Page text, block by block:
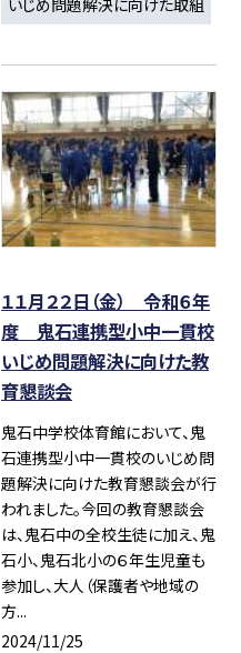
いじめ問題解決に向けた取組
１１月２２日（金） 令和６年
度 鬼石連携型小中一貫校
いじめ問題解決に向けた教
育懇談会
鬼石中学校体育館において、鬼
石連携型小中一貫校のいじめ問
題解決に向けた教育懇談会が行
われました。今回の教育懇談会
は、鬼石中の全校生徒に加え、鬼
石小、鬼石北小の６年生児童も
参加し、大人（保護者や地域の
方...
2024/11/25